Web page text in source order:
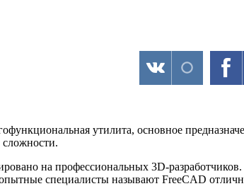
утилита, основное
сложности.
на профессиональных 3D-
специалисты называют FreeCAD